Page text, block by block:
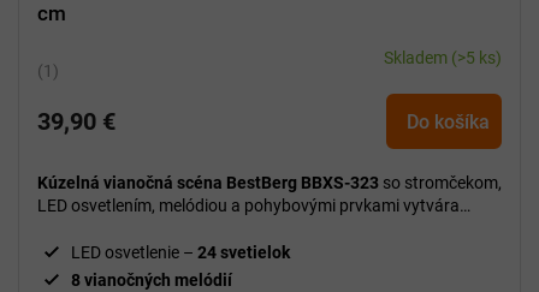
cm
Priemerné
produktu
5,0
z
hviezdičiek.
Skladem (>5 ks)
39,90 € Do košíka
Kúzelná vianočná scéna BestBerg BBXS-323 so stromčekom,
LED osvetlením, melódiou a pohybovými prvkami vytvára
LED osvetlenie – 24 svetielok
8 vianočných melódií